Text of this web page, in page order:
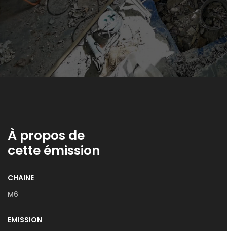
À propos de
cette émission
CHAINE
M6
EMISSION